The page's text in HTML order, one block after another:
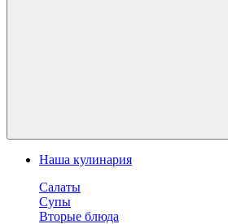
Наша кулинария
Салаты
Супы
Вторые блюда